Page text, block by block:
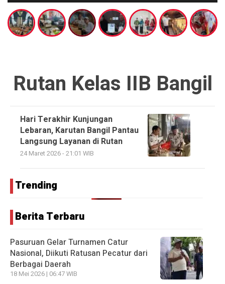
Rutan Kelas IIB Bangil
Hari Terakhir Kunjungan
Lebaran, Karutan Bangil Pantau
Langsung Layanan di Rutan
24 Maret 2026 - 21:01 WIB
Trending
Berita Terbaru
Pasuruan Gelar Turnamen Catur
Nasional, Diikuti Ratusan Pecatur dari
Berbagai Daerah
18 Mei 2026 | 06:47 WIB